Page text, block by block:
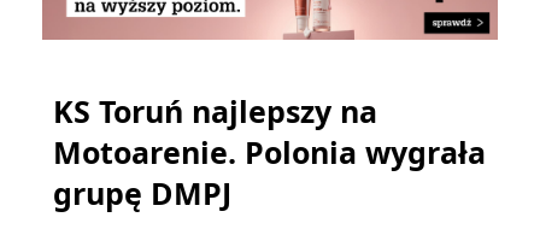
KS Toruń najlepszy na
Motoarenie. Polonia wygrała
grupę DMPJ